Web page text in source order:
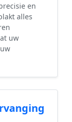
en
alles
uw